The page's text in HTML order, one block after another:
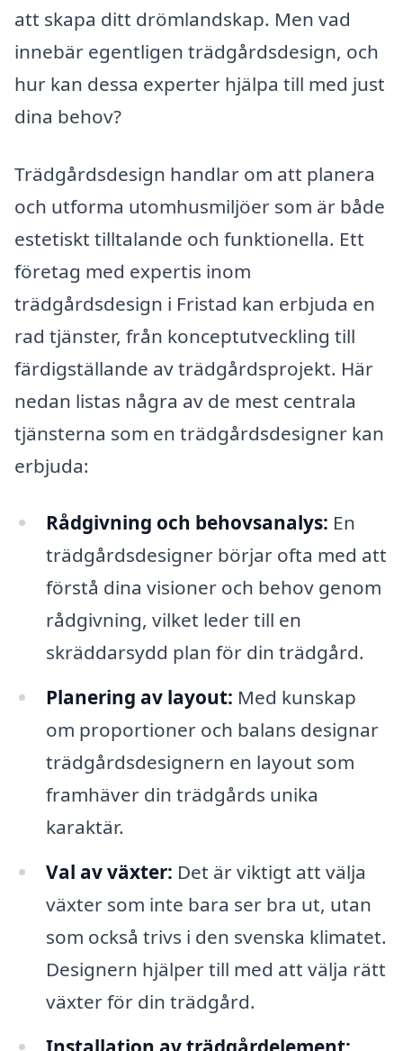
att skapa ditt drömlandskap. Men vad
innebär egentligen trädgårdsdesign, och
hur kan dessa experter hjälpa till med just
dina behov?
Trädgårdsdesign handlar om att planera
och utforma utomhusmiljöer som är både
estetiskt tilltalande och funktionella. Ett
företag med expertis inom
trädgårdsdesign i Fristad kan erbjuda en
rad tjänster, från konceptutveckling till
färdigställande av trädgårdsprojekt. Här
nedan listas några av de mest centrala
tjänsterna som en trädgårdsdesigner kan
erbjuda:
Rådgivning och behovsanalys: En
trädgårdsdesigner börjar ofta med att
förstå dina visioner och behov genom
rådgivning, vilket leder till en
skräddarsydd plan för din trädgård.
Planering av layout: Med kunskap
om proportioner och balans designar
trädgårdsdesignern en layout som
framhäver din trädgårds unika
karaktär.
Val av växter: Det är viktigt att välja
växter som inte bara ser bra ut, utan
som också trivs i den svenska klimatet.
Designern hjälper till med att välja rätt
växter för din trädgård.